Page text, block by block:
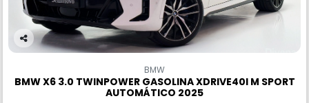
Co
rtil
BMW
BMW X6 3.0 TWINPOWER GASOLINA XDRIVE40I M SPORT
AUTOMÁTICO 2025